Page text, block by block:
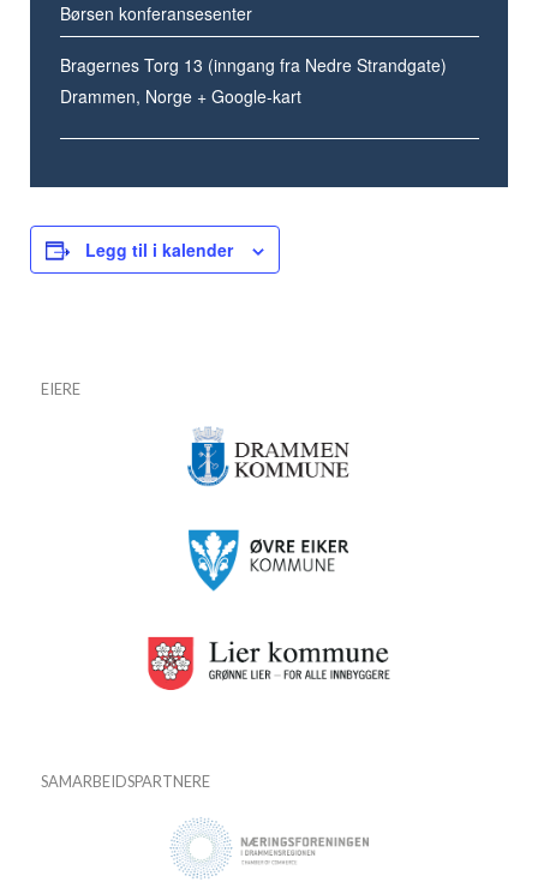
Børsen konferansesenter
Bragernes Torg 13 (inngang fra Nedre Strandgate)
Drammen, Norge + Google-kart
Legg til i kalender
EIERE
SAMARBEIDSPARTNERE